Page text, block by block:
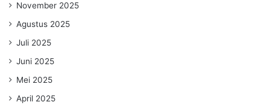
November 2025
Agustus 2025
Juli 2025
Juni 2025
Mei 2025
April 2025